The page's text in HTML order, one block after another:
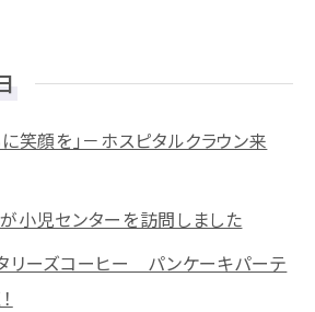
笑顔を」－ホスピタルクラウン来
児センターを訪問しました
リーズコーヒー パンケーキパーテ